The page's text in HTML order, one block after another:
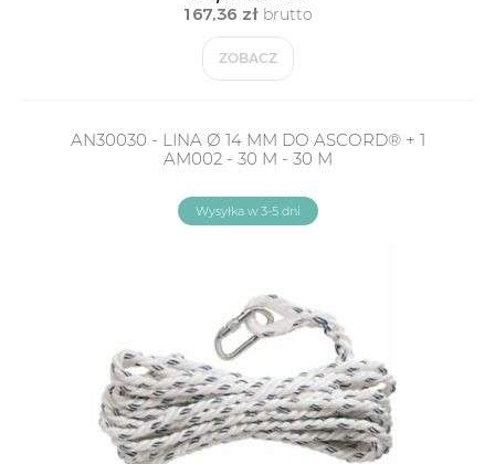
167,36 zł brutto
ZOBACZ
AN30030 - LINA Ø 14 MM DO ASCORD® + 1
AM002 - 30 M - 30 M
Wysyłka w 3-5 dni